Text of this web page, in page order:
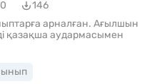
146
арналған. Ағылшын
қазақша аудармасымен